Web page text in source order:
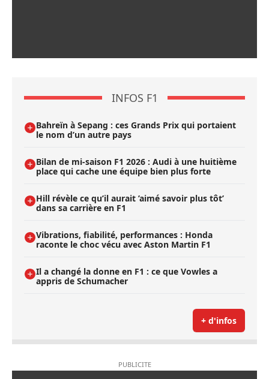
INFOS F1
Bahreïn à Sepang : ces Grands Prix qui portaient
le nom d’un autre pays
Bilan de mi-saison F1 2026 : Audi à une huitième
place qui cache une équipe bien plus forte
Hill révèle ce qu’il aurait ’aimé savoir plus tôt’
dans sa carrière en F1
Vibrations, fiabilité, performances : Honda
raconte le choc vécu avec Aston Martin F1
Il a changé la donne en F1 : ce que Vowles a
appris de Schumacher
+ d'infos